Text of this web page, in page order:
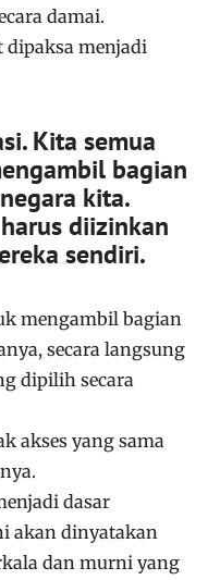
damai.
dipaksa menjadi
Kita semua
bagian
kita.
diizinkan
sendiri.
mengambil bagian
secara langsung
dipilih secara
akses yang sama
dasar
akan dinyatakan
dan murni yang